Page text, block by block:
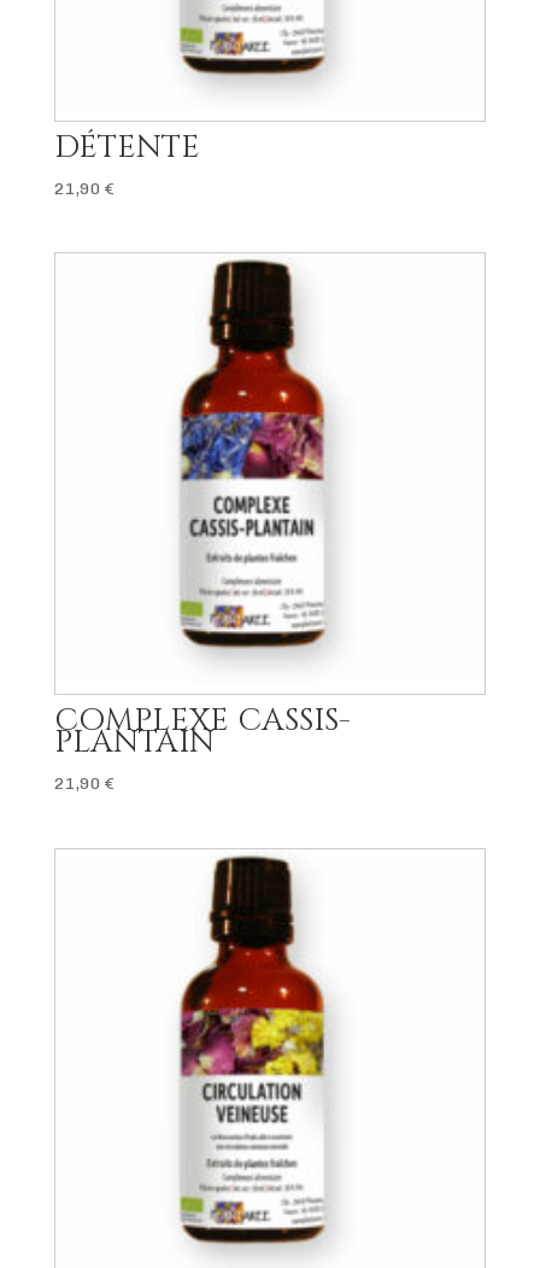
DÉTENTE
21,90 €
COMPLEXE CASSIS-
PLANTAIN
21,90 €